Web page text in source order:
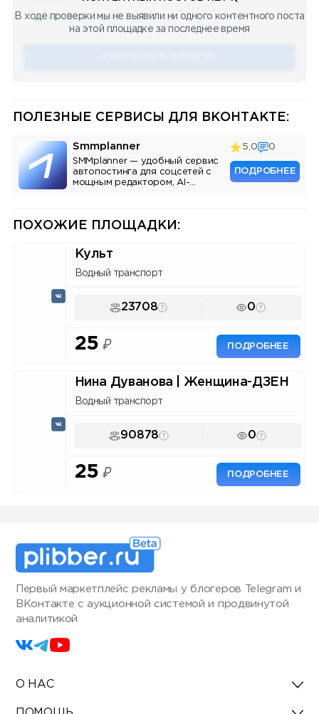
🔥 75 👍🏻 487 ❤️ 875 🥴 19 12.4k 12:45
В ходе проверки мы не выявили ни одного контентного поста
на этой площадке за последнее время
ПОЛЕЗНЫЕ СЕРВИСЫ ДЛЯ ВКОНТАКТЕ:
Smmplanner
SMMplanner — удобный сервис
автопостинга для соцсетей с
мощным редактором, AI-
5,0 0
ПОДРОБНЕЕ
ПОХОЖИЕ ПЛОЩАДКИ:
Культ
Водный транспорт
23708 0
25 ₽ ПОДРОБНЕЕ
Нина Дуванова | Женщина-ДЗЕН
Водный транспорт
90878 0
25 ₽ ПОДРОБНЕЕ
Первый маркетплейс рекламы у блогеров Telegram и
ВКонтакте с аукционной системой и продвинутой
аналитикой
О НАС